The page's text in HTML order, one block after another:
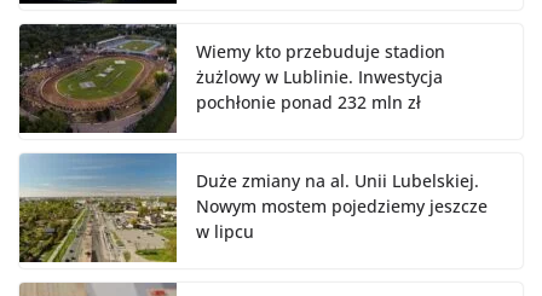
Wiemy kto przebuduje stadion
żużlowy w Lublinie. Inwestycja
pochłonie ponad 232 mln zł
Duże zmiany na al. Unii Lubelskiej.
Nowym mostem pojedziemy jeszcze
w lipcu